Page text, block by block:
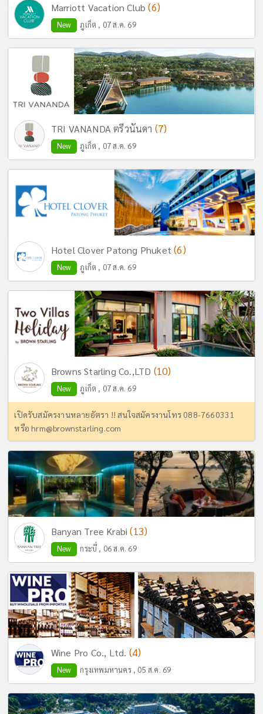
Marriott Vacation Club(6)
New ภูเก็ต , 07 ส.ค. 69
TRI VANANDA ตรีวนันดา (7)
New ภูเก็ต , 07 ส.ค. 69
Hotel Clover Patong Phuket(6)
New ภูเก็ต , 07 ส.ค. 69
Browns Starling Co.,LTD (10)
New ภูเก็ต , 07 ส.ค. 69
เปิดรับสมัครงานหลายอัตรา !! สนใจสมัครงานโทร 088-7660331
หรือhrm@brownstarling.com
Banyan Tree Krabi(13)
New กระบี่ , 06 ส.ค. 69
Wine Pro Co., Ltd. (4)
New กรุงเทพมหานคร , 05 ส.ค. 69